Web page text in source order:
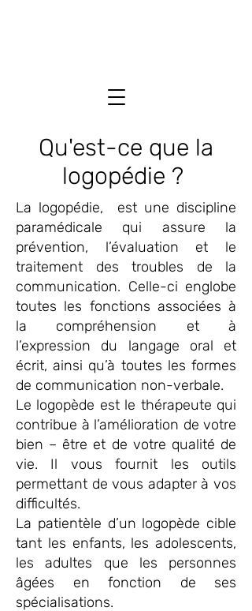
Qu'est-ce que la
logopédie ?
La logopédie, est une discipline
paramédicale qui assure la
prévention, l’évaluation et le
traitement des troubles de la
communication. Celle-ci englobe
toutes les fonctions associées à
la compréhension et à
l’expression du langage oral et
écrit, ainsi qu’à toutes les formes
de communication non-verbale.
Le logopède est le thérapeute qui
contribue à l’amélioration de votre
bien – être et de votre qualité de
vie. Il vous fournit les outils
permettant de vous adapter à vos
difficultés.
La patientèle d’un logopède cible
tant les enfants, les adolescents,
les adultes que les personnes
âgées en fonction de ses
spécialisations.